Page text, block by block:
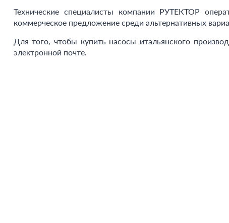
Технические специалисты компании РУТЕКТОР
коммерческое предложение среди альтернативных
Для того, чтобы купить насосы итальянского
электронной почте.